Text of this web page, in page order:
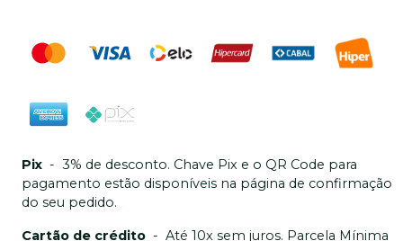
Pix - 3% de desconto. Chave Pix e o QR Code para
pagamento estão disponíveis na página de confirmação
do seu pedido.
Cartão de crédito - Até 10x sem juros. Parcela Mínima